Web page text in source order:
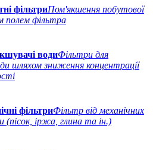
фільтриПом'якшення побутової
полем фільтра
водиФільтри для
шляхом зниження концентрації
фільтриФільтр від механічних
(пісок, іржа, глина та ін.)